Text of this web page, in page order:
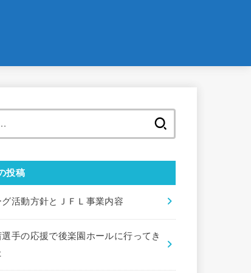
投稿
グ活動方針とＪＦＬ事業内容
手の応援で後楽園ホールに行ってき